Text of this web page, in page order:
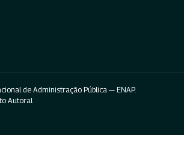
de Administração Pública — ENAP.
Autoral